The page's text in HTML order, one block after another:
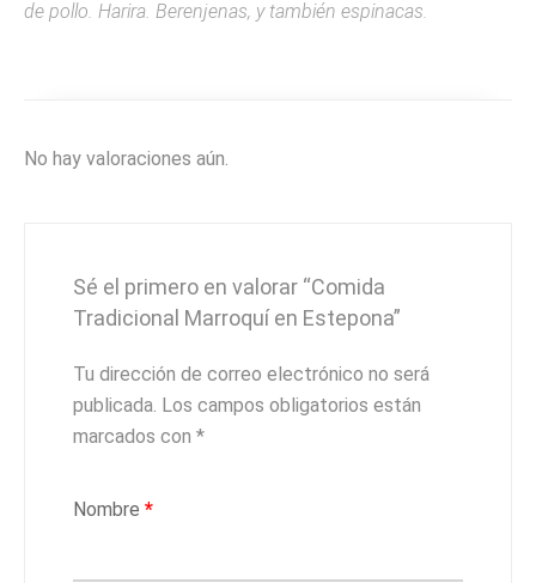
de pollo. Harira. Berenjenas, y también espinacas.
No hay valoraciones aún.
Sé el primero en valorar “Comida
Tradicional Marroquí en Estepona”
Tu dirección de correo electrónico no será
publicada. Los campos obligatorios están
marcados con *
Nombre *